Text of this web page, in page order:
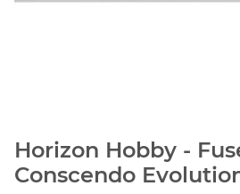
Horizon Hobby -
Conscendo